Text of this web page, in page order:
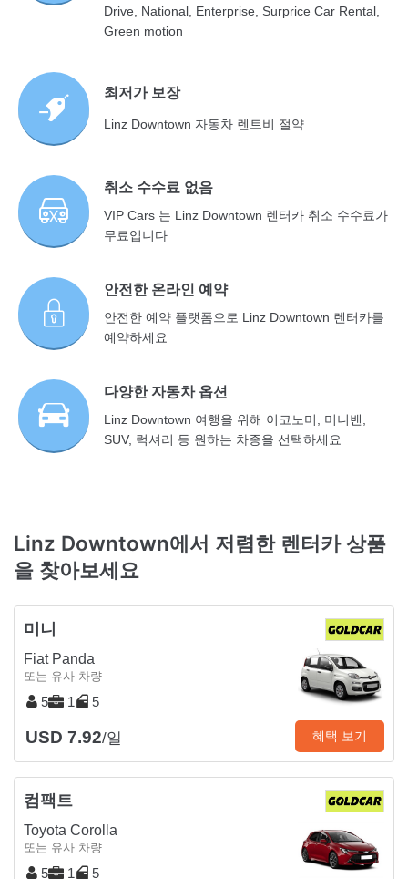
Drive, National, Enterprise, Surprice Car Rental,
Green motion
최저가 보장
Linz Downtown 자동차 렌트비 절약
취소 수수료 없음
VIP Cars 는 Linz Downtown 렌터카 취소 수수료가
무료입니다
안전한 온라인 예약
안전한 예약 플랫폼으로 Linz Downtown 렌터카를
예약하세요
다양한 자동차 옵션
Linz Downtown 여행을 위해 이코노미, 미니밴,
SUV, 럭셔리 등 원하는 차종을 선택하세요
Linz Downtown에서 저렴한 렌터카 상품
을 찾아보세요
미니
Fiat Panda
또는 유사 차량
5 1 5
USD 7.92/일 혜택 보기
컴팩트
Toyota Corolla
또는 유사 차량
5 1 5